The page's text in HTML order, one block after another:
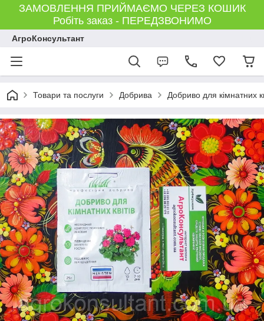
ЗАМОВЛЕННЯ ПРИЙМАЄМО ЧЕРЕЗ КОШИК
Робіть заказ - ПЕРЕДЗВОНИМО
АгроКонсультант
Товари та послуги Добрива Добриво для кімнатних